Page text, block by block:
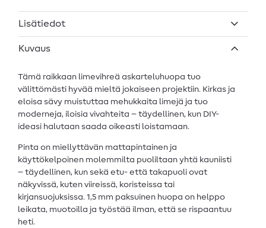
Lisätiedot
Kuvaus
Tämä raikkaan limevihreä askarteluhuopa tuo
välittömästi hyvää mieltä jokaiseen projektiin. Kirkas ja
eloisa sävy muistuttaa mehukkaita limejä ja tuo
moderneja, iloisia vivahteita – täydellinen, kun DIY-
ideasi halutaan saada oikeasti loistamaan.
Pinta on miellyttävän mattapintainen ja
käyttökelpoinen molemmilta puoliltaan yhtä kauniisti
– täydellinen, kun sekä etu- että takapuoli ovat
näkyvissä, kuten viireissä, koristeissa tai
kirjansuojuksissa. 1,5 mm paksuinen huopa on helppo
leikata, muotoilla ja työstää ilman, että se rispaantuu
heti.